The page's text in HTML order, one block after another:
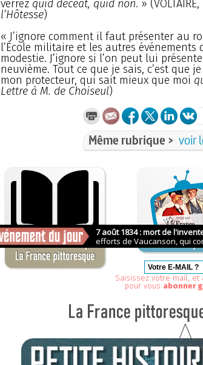
verrez quid deceat, quid non. » (VOLTAIRE,
l’Hôtesse)
« J’ignore comment il faut présenter au
l’École militaire et les autres
modestie. J’ignore si l’on peut lui
neuvième. Tout ce que je sais, c’est que
mon protecteur, qui sait mieux que moi
Lettre à M. de Choiseul)
Même rubrique > voir
Saisissez votre mail, et
pour vous abonner